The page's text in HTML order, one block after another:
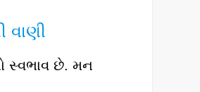
વાણી
સ્વભાવ છે. મન